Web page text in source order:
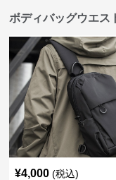
ボディバッグウエス
¥4,000 (税込)